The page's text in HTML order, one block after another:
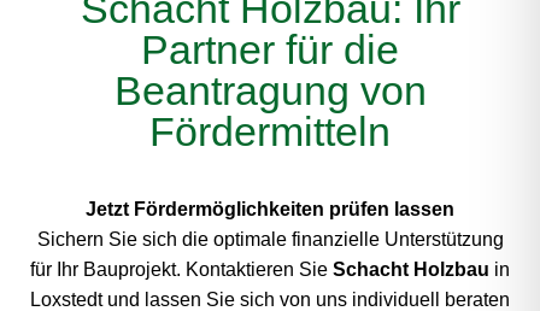
Partner für die
Beantragung von
Fördermitteln
Jetzt Fördermöglichkeiten prüfen lassen
Sichern Sie sich die optimale finanzielle Unterstützung
für Ihr Bauprojekt. Kontaktieren Sie Schacht Holzbau in
Loxstedt und lassen Sie sich von uns individuell beraten